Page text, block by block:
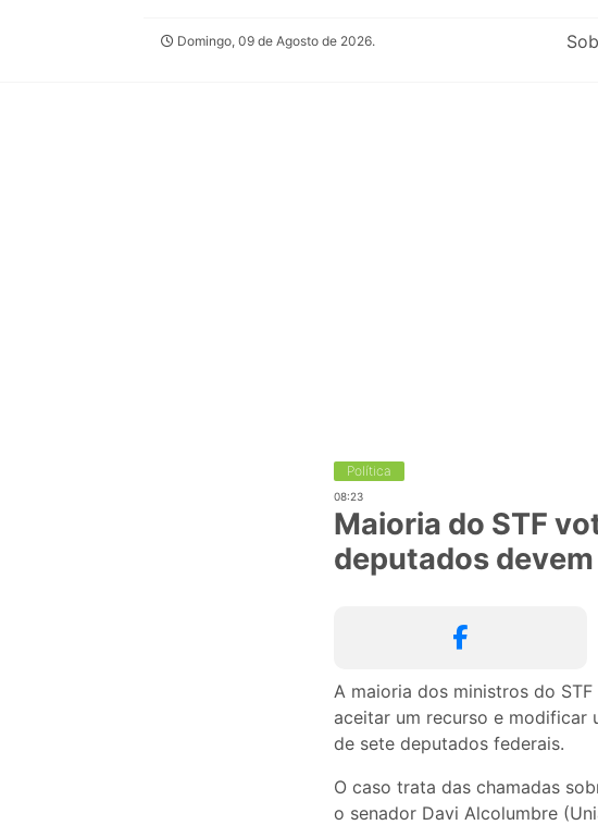
Domingo, 09 de Agosto de 2026.
Política
08:23
Maioria do STF
deputados
A maioria dos ministros do
aceitar um recurso e modificar
de sete deputados federais.
O caso trata das chamadas
o senador Davi Alcolumbre